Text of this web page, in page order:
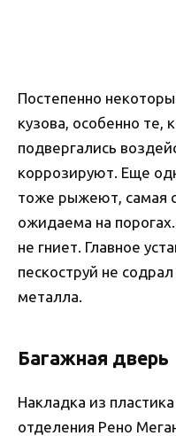
Постепенно
кузова, особенно те,
подвергались
коррозируют. Еще
тоже рыжеют, самая
ожидаема на
не гниет. Главное
пескоструй не
металла.
Багажная дверь
Накладка из
отделения Рено